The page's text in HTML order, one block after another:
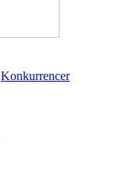
Konkurrencer